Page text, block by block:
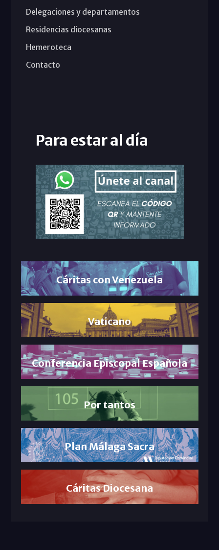
Delegaciones y departamentos
Residencias diocesanas
Hemeroteca
Contacto
Para estar al día
Cáritas con Venezuela
Vaticano
Conferencia Episcopal Española
Por tantos
Plan Málaga Sacra
Cáritas Diocesana